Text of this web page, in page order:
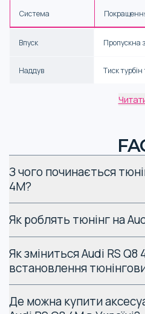
Система
Впуск Пропускна
Наддув Тиск турбін
Підвіска Стійкість,
Тормоза
Окрім заміни деталей,
програмному рівні (чіп-тюнінг)
до нової конфігурації.
Особливості
З чого починається
4M?
Як роблять тюнінг на
Як зміниться Audi RS Q8
встановлення
Де можна купити